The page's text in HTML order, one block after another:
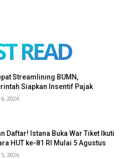
READ
Streamlining BUMN,
Siapkan Insentif Pajak
2026
Daftar! Istana Buka War Tiket Ikuti
HUT ke-81 RI Mulai 5 Agustus
2026